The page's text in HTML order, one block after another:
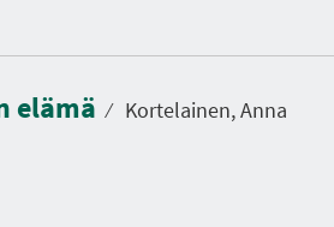
elämä ⁄ Kortelainen, Anna